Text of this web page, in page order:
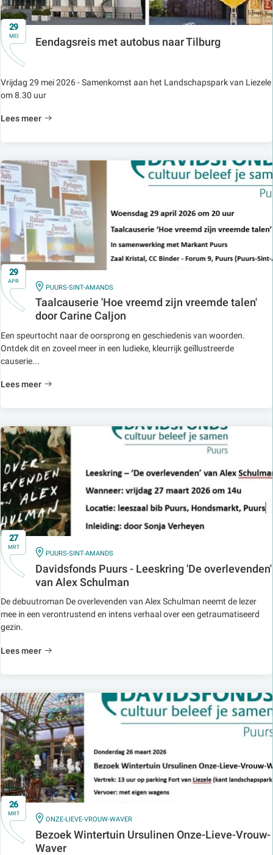
29
MEI
Eendagsreis met autobus naar Tilburg
Vrijdag 29 mei 2026 - Samenkomst aan het Landschapspark van Liezele
om 8.30 uur
Lees meer
29
APR
IN
PUURS-SINT-AMANDS
Taalcauserie 'Hoe vreemd zijn vreemde talen'
door Carine Caljon
Een speurtocht naar de oorsprong en geschiedenis van woorden.
Ontdek dit en zoveel meer in een ludieke, kleurrijk geïllustreerde
causerie...
Lees meer
27
MRT
IN
PUURS-SINT-AMANDS
Davidsfonds Puurs - Leeskring 'De overlevenden'
van Alex Schulman
De debuutroman De overlevenden van Alex Schulman neemt de lezer
mee in een verontrustend en intens verhaal over een getraumatiseerd
gezin.
Lees meer
26
MRT
IN
ONZE-LIEVE-VROUW-WAVER
Bezoek Wintertuin Ursulinen Onze-Lieve-Vrouw-
Waver